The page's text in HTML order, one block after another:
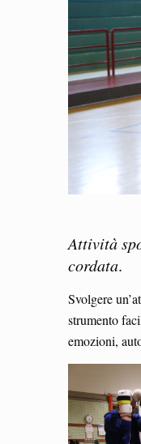
Attività
cordata.
Svolgere
strumento
emozioni,